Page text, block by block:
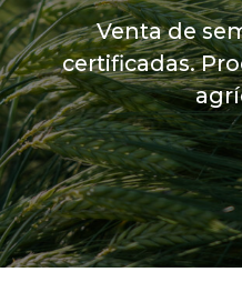
Venta de
certificadas.